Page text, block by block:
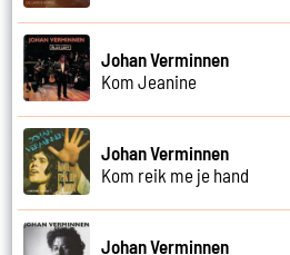
Johan Verminnen
Kom Jeanine
Johan Verminnen
Kom reik me je hand
Johan Verminnen